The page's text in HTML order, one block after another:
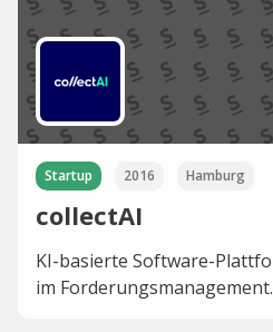
Startup 2016 Hamburg
collectAI
KI-basierte Software-
im Forderungsmanagement.